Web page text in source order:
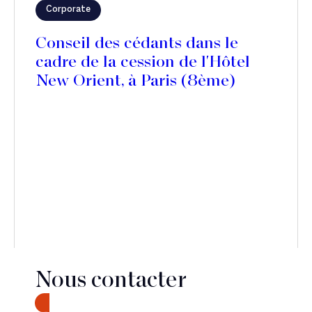
Corporate
Conseil des cédants dans le
cadre de la cession de l'Hôtel
New Orient, à Paris (8ème)
Nous contacter